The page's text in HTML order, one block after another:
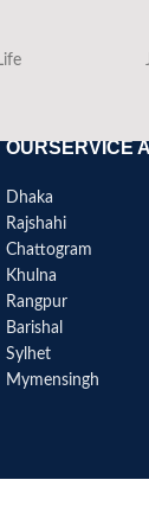
OURSERVICE
Dhaka
Rajshahi
Chattogram
Khulna
Rangpur
Barishal
Sylhet
Mymensingh